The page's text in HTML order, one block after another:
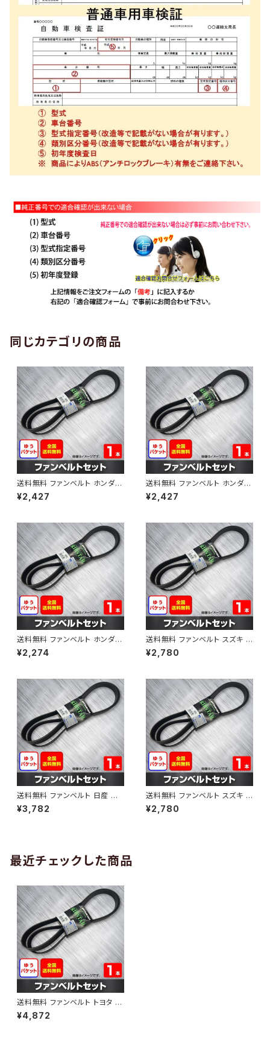
同じカテゴリの商品
送料無料 ファンベルト ホンダ
ゼスト 型式JE1 H18.03～H24.
11 （国内トップメーカー） 1本 H
¥2,427
送料無料 ファンベルト ホンダ ラ
イフ 型式JB6 H15.09～H20.1
1 （国内トップメーカー） 1本 HA
¥2,427
送料無料 ファンベルト ホンダ フ
ィット 型式GE6 H19.10～H25.
09 （国内トップメーカー） 1本 H
¥2,274
送料無料 ファンベルト スズキ ス
ペーシア 型式MK32S H25.03
～H30.02 （国内トップメーカ
¥2,780
送料無料 ファンベルト 日産 キ
ューブ 型式Z12 H20.11～H24.
10 （国内トップメーカー） 1本 H
¥3,782
送料無料 ファンベルト スズキ ワ
ゴンR 型式MH34S H24.09～
H29.02 （国内トップメーカー）
¥2,780
最近チェックした商品
送料無料 ファンベルト トヨタ ハ
イラックスサーフ 型式KDN215
W H14.11～H17.08 （国内トッ
¥4,872